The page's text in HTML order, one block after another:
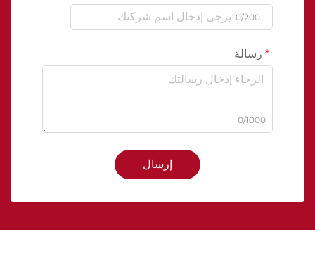
0/200
رسالة
0/1000
إرسال